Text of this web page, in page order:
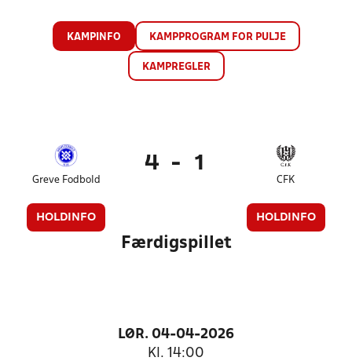
KAMPINFO KAMPPROGRAM FOR PULJE
KAMPREGLER
Greve Fodbold
HOLDINFO
4 - 1
CFK
HOLDINFO
Færdigspillet
LØR. 04-04-2026
Kl. 14:00